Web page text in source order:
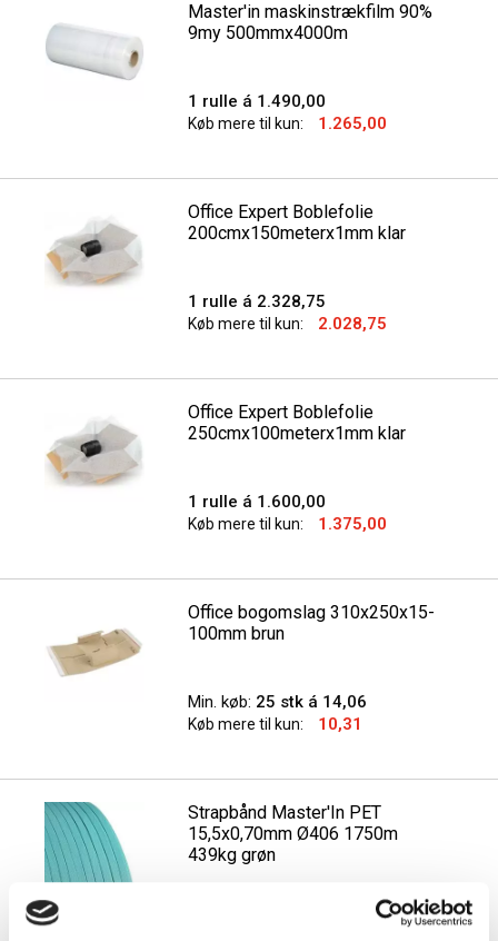
Master'in maskinstrækfilm 90%
9my 500mmx4000m
1 rulle á 1.490,00
Køb mere til kun: 1.265,00
Office Expert Boblefolie
200cmx150meterx1mm klar
1 rulle á 2.328,75
Køb mere til kun: 2.028,75
Office Expert Boblefolie
250cmx100meterx1mm klar
1 rulle á 1.600,00
Køb mere til kun: 1.375,00
Office bogomslag 310x250x15-
100mm brun
Min. køb: 25 stk á 14,06
Køb mere til kun: 10,31
Strapbånd Master'In PET
15,5x0,70mm Ø406 1750m
439kg grøn